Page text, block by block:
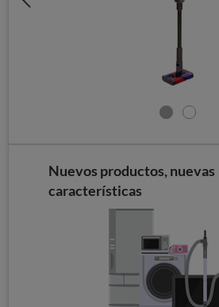
Nuevos productos, nuevas
características